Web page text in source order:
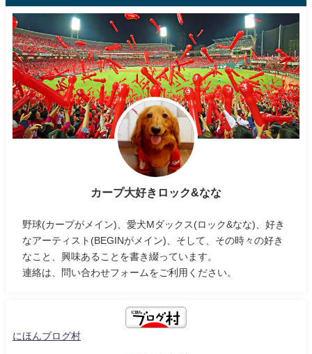
カープ大好きロック&なな
野球(カープがメイン)、愛犬Mダックス(ロック&なな)、好き
なアーティスト(BEGINがメイン)、そして、その時々の好き
なこと、興味あることを書き綴っています。
連絡は、問い合わせフォームをご利用ください。
にほんブログ村